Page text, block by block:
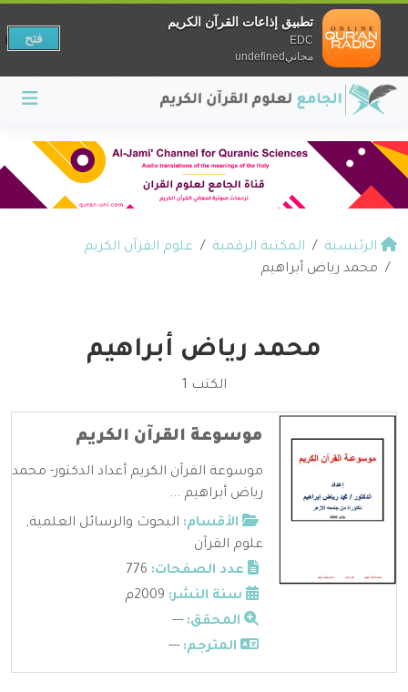
الرئيسية المكتبة الرقمية
علوم القرآن الكريم
محمد رياض أبراهيم
محمد رياض أبراهيم
الكتب 1
موسوعة القرآن الكريم
موسوعة القرآن الكريم أعداد الدكتور- محمد
رياض أبراهيم ...
الأقسام: البحوث والرسائل العلمية,
علوم القرآن
عدد الصفحات:
سنة النشر:
المحقق: ---
المترجم: ---
تطبيق إذاعات القرآن الكريم
EDC
مجانيundefined
فتح